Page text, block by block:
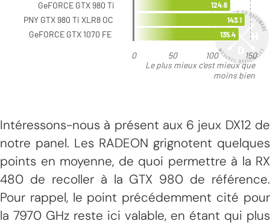
Intéressons-nous à présent aux 6 jeux DX12 de
notre panel. Les RADEON grignotent quelques
points en moyenne, de quoi permettre à la RX
480 de recoller à la GTX 980 de référence.
Pour rappel, le point précédemment cité pour
la 7970 GHz reste ici valable, en étant qui plus